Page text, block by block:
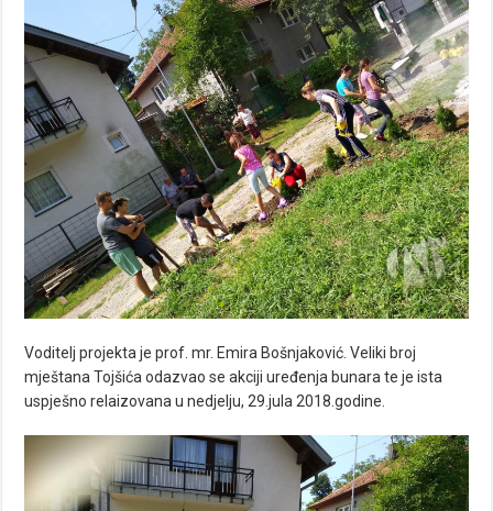
Voditelj projekta je prof. mr. Emira Bošnjaković. Veliki broj
mještana Tojšića odazvao se akciji uređenja bunara te je ista
uspješno relaizovana u nedjelju, 29.jula 2018.godine.